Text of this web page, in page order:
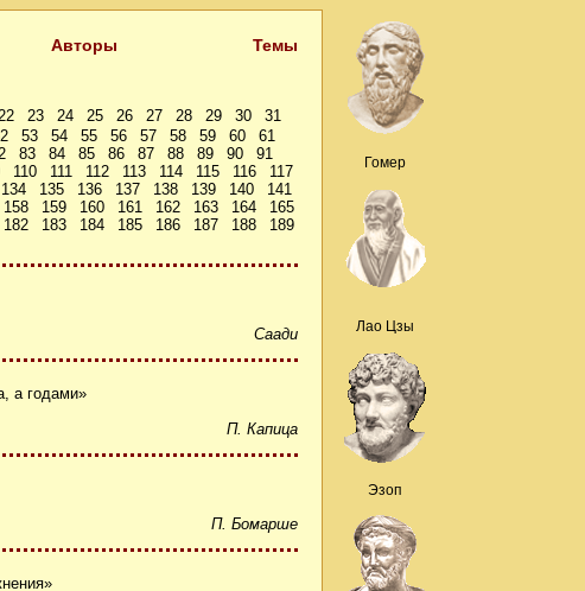
Авторы Темы
23 24 25 26 27 28 29 30
31
53 54 55 56 57 58 59 60
61
83 84 85 86 87 88 89 90
91
110 111 112 113 114 115 116
117
134 135 136 137 138 139 140
141
158 159 160 161 162 163 164
165
182 183 184 185 186 187 188
189
Саади
а годами»
П. Капица
П. Бомарше
Гомер
Лао Цзы
Эзоп